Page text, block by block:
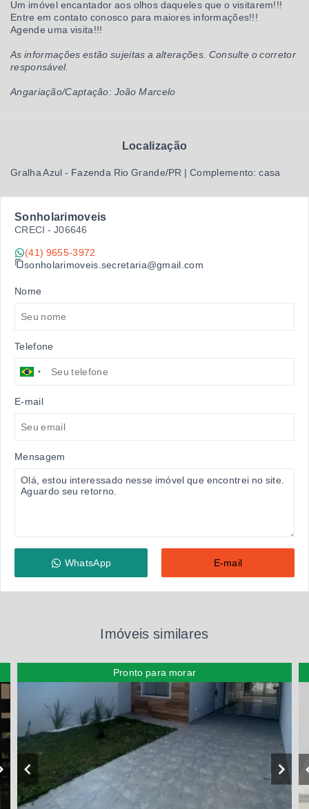
Um imóvel encantador aos olhos daqueles que o visitarem!!!
Entre em contato conosco para maiores informações!!!
Agende uma visita!!!
As informações estão sujeitas a alterações. Consulte o corretor
responsável.
Angariação/Captação: João Marcelo
Localização
Gralha Azul - Fazenda Rio Grande/PR | Complemento: casa
Sonholarimoveis
CRECI - J06646
(41) 9655-3972
sonholarimoveis.secretaria@gmail.com
Nome
Telefone
E-mail
Mensagem
WhatsApp E-mail
Imóveis similares
Pronto para morar